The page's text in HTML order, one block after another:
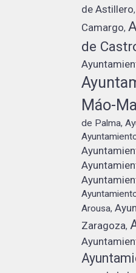
de Astillero
Camargo,
de
Máo-
de Palma,
Arousa,
Zaragoza,